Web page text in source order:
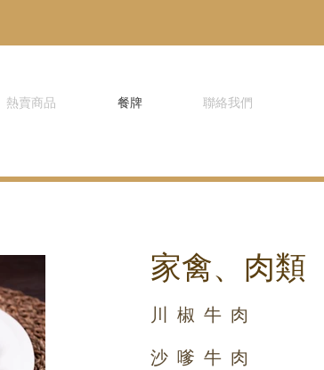
熱賣商品 餐牌 聯絡我們
家禽、肉類
川椒牛肉
沙嗲牛肉